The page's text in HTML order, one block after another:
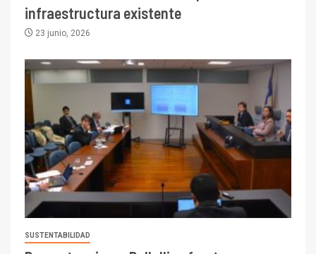
infraestructura existente
23 junio, 2026
SUSTENTABILIDAD
3